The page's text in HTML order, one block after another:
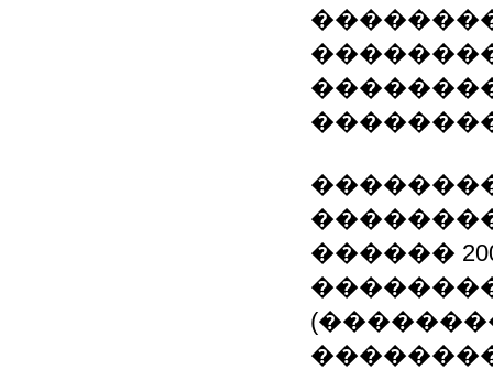
������